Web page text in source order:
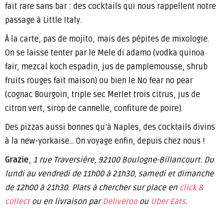
fait rare sans bar : des cocktails qui nous rappellent notre
passage à Little Italy.
À la carte, pas de mojito, mais des pépites de mixologie.
On se laisse tenter par le Mele di adamo (vodka quinoa
fair, mezcal koch espadin, jus de pamplemousse, shrub
fruits rouges fait maison) ou bien le No fear no pear
(cognac Bourgoin, triple sec Merlet trois citrus, jus de
citron vert, sirop de cannelle, confiture de poire).
Des pizzas aussi bonnes qu’à Naples, des cocktails divins
à la new-yorkaise… On voyage enfin, depuis chez nous !
Grazie, 1 rue Traversière, 92100 Boulogne-Billancourt. Du
lundi au vendredi de 11h00 à 21h30, samedi et dimanche
de 12h00 à 21h30. Plats à chercher sur place en click &
collectou en livraison parDeliverooou Uber Eats.